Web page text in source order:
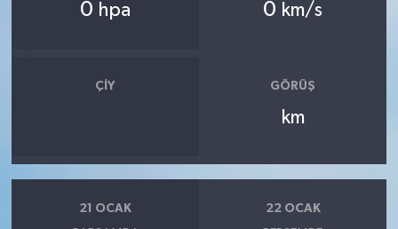
0 hpa 0 km/s
ÇIY GÖRÜŞ
km
21 OCAK 22 OCAK